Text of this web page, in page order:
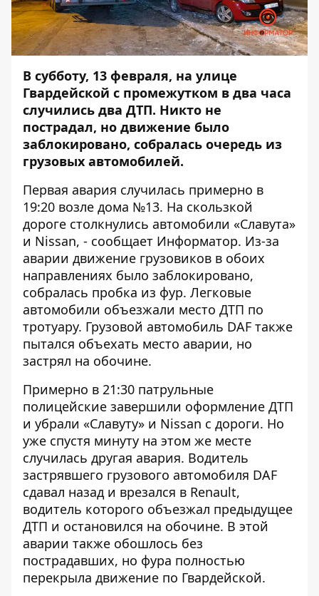
В субботу, 13 февраля, на улице
Гвардейской с промежутком в два часа
случились два ДТП. Никто не
пострадал, но движение было
заблокировано, собралась очередь из
грузовых автомобилей.
Первая авария случилась примерно в
19:20 возле дома №13. На скользкой
дороге столкнулись автомобили «Славута»
и Nissan, - сообщает Информатор. Из-за
аварии движение грузовиков в обоих
направлениях было заблокировано,
собралась пробка из фур. Легковые
автомобили объезжали место ДТП по
тротуару. Грузовой автомобиль DAF также
пытался объехать место аварии, но
застрял на обочине.
Примерно в 21:30 патрульные
полицейские завершили оформление ДТП
и убрали «Славуту» и Nissan с дороги. Но
уже спустя минуту на этом же месте
случилась другая авария. Водитель
застрявшего грузового автомобиля DAF
сдавал назад и врезался в Renault,
водитель которого объезжал предыдущее
ДТП и остановился на обочине. В этой
аварии также обошлось без
пострадавших, но фура полностью
перекрыла движение по Гвардейской.